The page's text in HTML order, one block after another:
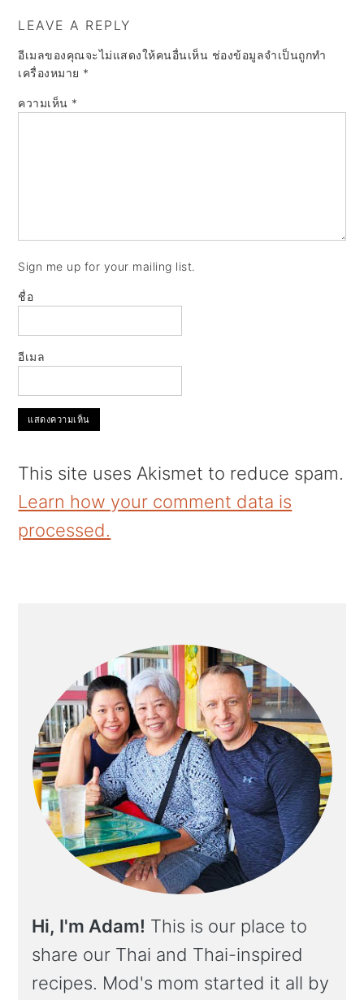
t
i
r
LEAVE A REPLY
อีเมลของคุณจะไม่แสดงให้คนอื่นเห็น ช่องข้อมูลจำเป็นถูกทำ
เครื่องหมาย *
ความเห็น *
Sign me up for your mailing list.
ชื่อ
อีเมล
This site uses Akismet to reduce spam.
Learn how your comment data is
processed.
Hi, I'm Adam! This is our place to
share our Thai and Thai-inspired
recipes. Mod's mom started it all by